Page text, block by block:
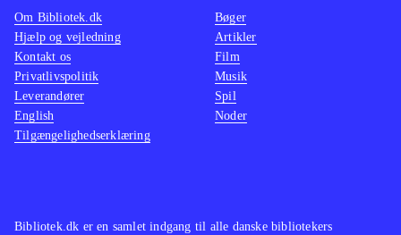
Bibliotek.dk er en samlet indgang til alle danske bibliotekers
Om Bibliotek.dk
Hjælp og vejledning
Kontakt os
Privatlivspolitik
Leverandører
English
Tilgængelighedserklæring
Bøger
Artikler
Film
Musik
Spil
Noder